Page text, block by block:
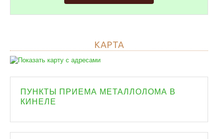
КАРТА
ПУНКТЫ ПРИЕМА МЕТАЛЛОЛОМА В
КИНЕЛЕ